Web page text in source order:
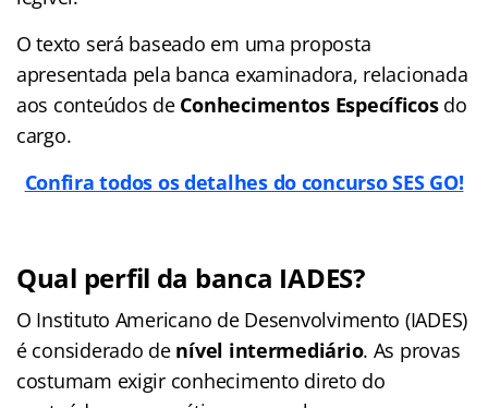
O texto será baseado em uma proposta
apresentada pela banca examinadora, relacionada
aos conteúdos de Conhecimentos Específicosdo
cargo.
Confira todos os detalhes do concurso SES GO!
Qual perfil da banca IADES?
O Instituto Americano de Desenvolvimento (IADES)
é considerado de nível intermediário. As provas
costumam exigir conhecimento direto do